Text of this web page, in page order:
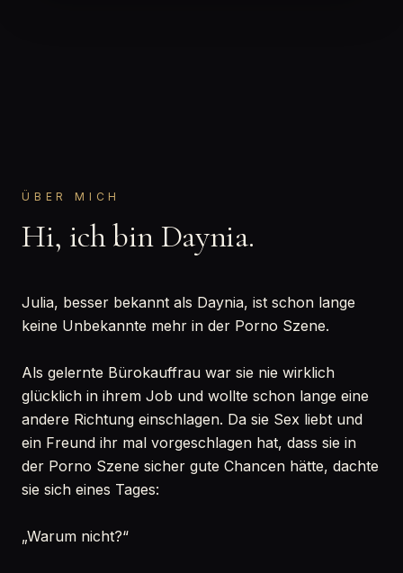
ÜBER MICH
Hi, ich bin Daynia.
Julia, besser bekannt als Daynia, ist schon lange
keine Unbekannte mehr in der Porno Szene.
Als gelernte Bürokauffrau war sie nie wirklich
glücklich in ihrem Job und wollte schon lange eine
andere Richtung einschlagen. Da sie Sex liebt und
ein Freund ihr mal vorgeschlagen hat, dass sie in
der Porno Szene sicher gute Chancen hätte, dachte
sie sich eines Tages:
„Warum nicht?“